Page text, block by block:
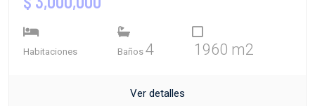
Habitaciones Baños 4 1960 m2
Ver detalles